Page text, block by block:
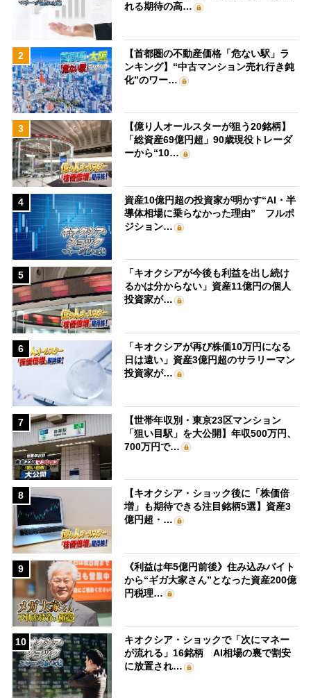
れる期待の高…
2
【首都圏の不動産価格「危ない駅」ラ
ンキング】“中古マンション売れ行き鈍
化”のワー…
3
【億り人オールスターが狙う20銘柄】
「総資産69億円超」90歳現役トレーダ
ーから“10…
4
資産10億円超の投資家が明かす“AI・半
導体相場に乗らなかった理由” フルポ
ジション…
5
「キオクシアが今後も利益を出し続け
るかは分からない」資産11億円の個人
投資家が…
6
「キオクシアが再び株価10万円になる
日は遠い」資産3億円超のサラリーマン
投資家が…
7
【世帯年収別・東京23区マンション
「狙い目駅」を大公開】年収500万円、
700万円で…
8
【キオクシア・ショック後に「株価倍
増」も期待できる注目銘柄5選】資産3
億円超・…
9
《利益は年5億円前後》住み込みバイト
から“ギガ大家さん”となった資産200億
円税理…
10
キオクシア・ショックで「次にマネー
が流れる」16銘柄 AI相場の裏で割安
に放置され…